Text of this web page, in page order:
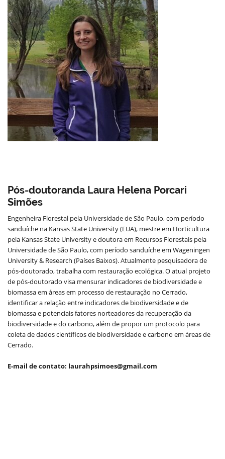
Pós-doutoranda Laura Helena Porcari
Simões
Engenheira Florestal pela Universidade de São Paulo, com período
sanduíche na Kansas State University (EUA), mestre em Horticultura
pela Kansas State University e doutora em Recursos Florestais pela
Universidade de São Paulo, com período sanduíche em Wageningen
University & Research (Países Baixos). Atualmente pesquisadora de
pós-doutorado, trabalha com restauração ecológica. O atual projeto
de pós-doutorado visa mensurar indicadores de biodiversidade e
biomassa em áreas em processo de restauração no Cerrado,
identificar a relação entre indicadores de biodiversidade e de
biomassa e potenciais fatores norteadores da recuperação da
biodiversidade e do carbono, além de propor um protocolo para
coleta de dados científicos de biodiversidade e carbono em áreas de
Cerrado.
E-mail de contato: laurahpsimoes@gmail.com